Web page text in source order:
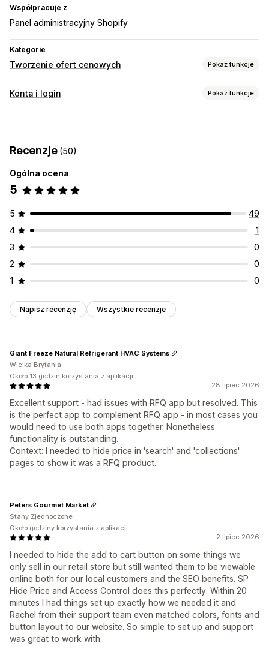
Współpracuje z
Panel administracyjny Shopify
Kategorie
Tworzenie ofert cenowych Pokaż funkcje
Reguły cenowe
Dostosowanie
Konta i login Pokaż funkcje
Reguły niestandardowe
Recenzje (50)
Ogólna ocena
5
5
49
4
1
3
0
2
0
1
0
Napisz recenzję Wszystkie recenzje
28 lipiec 2026
Excellent support - had issues with RFQ app but resolved. This
is the perfect app to complement RFQ app - in most cases you
would need to use both apps together. Nonetheless
functionality is outstanding.
Context: I needed to hide price in 'search' and 'collections'
pages to show it was a RFQ product.
Giant Freeze Natural Refrigerant HVAC Systems
Wielka Brytania
Około 13 godzin korzystania z aplikacji
2 lipiec 2026
I needed to hide the add to cart button on some things we
only sell in our retail store but still wanted them to be viewable
online both for our local customers and the SEO benefits. SP
Hide Price and Access Control does this perfectly. Within 20
minutes I had things set up exactly how we needed it and
Rachel from their support team even matched colors, fonts and
button layout to our website. So simple to set up and support
was great to work with.
Peters Gourmet Market
Stany Zjednoczone
Około godziny korzystania z aplikacji